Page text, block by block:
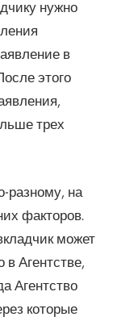
нужно
в
этого
трех
разному, на
факторов.
может
Агентстве,
Агентство
которые